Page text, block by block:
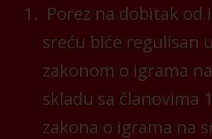
Porez na dobitak od
sreću biće regulisan
zakonom o igrama
skladu sa članovima
zakona o igrama na